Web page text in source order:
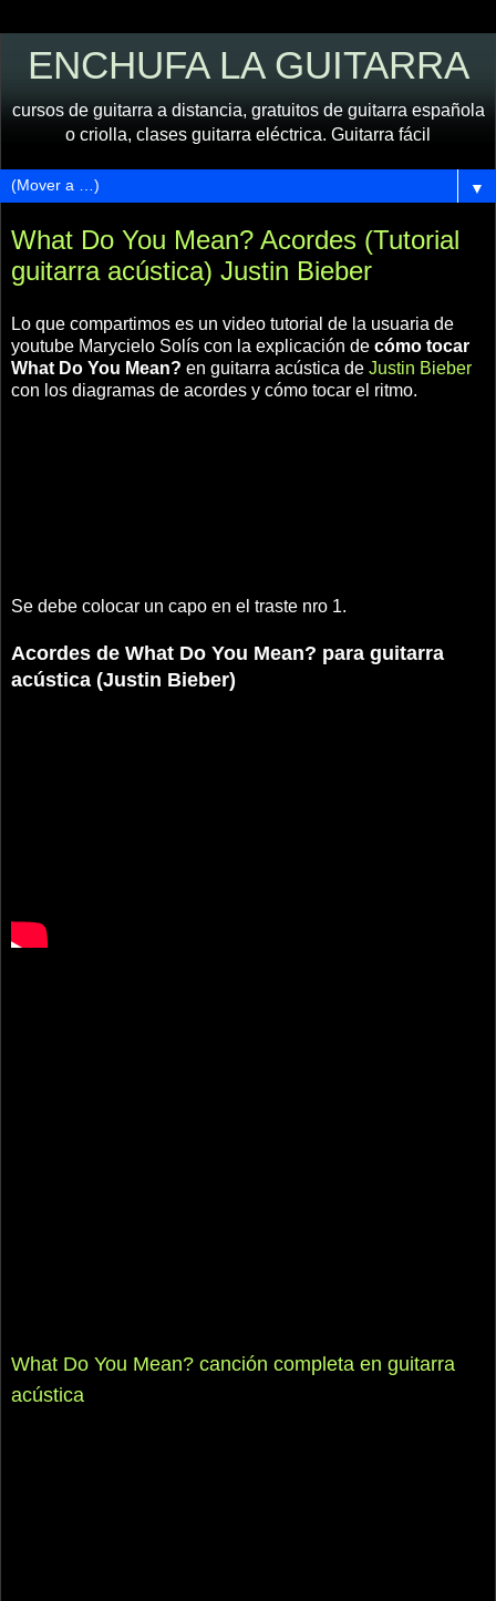
ENCHUFA LA GUITARRA
cursos de guitarra a distancia, gratuitos de guitarra española
o criolla, clases guitarra eléctrica. Guitarra fácil
▼
What Do You Mean? Acordes (Tutorial
guitarra acústica) Justin Bieber
Lo que compartimos es un video tutorial de la usuaria de
youtube Marycielo Solís con la explicación de cómo tocar
What Do You Mean? en guitarra acústica de Justin Bieber
con los diagramas de acordes y cómo tocar el ritmo.
Se debe colocar un capo en el traste nro 1.
Acordes de What Do You Mean? para guitarra
acústica (Justin Bieber)
What Do You Mean? canción completa en guitarra
acústica